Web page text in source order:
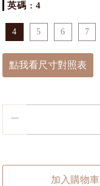
英碼 : 4
4 5 6 7
點我看尺寸對照表
加入購物車